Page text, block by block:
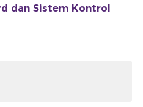
dan Sistem Kontrol